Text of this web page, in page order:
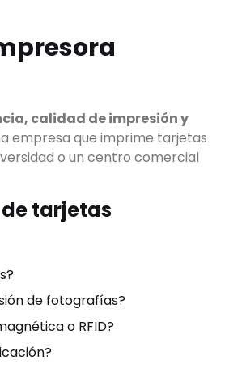
calidad de impresión y
empresa que imprime tarjetas
o un centro comercial
tarjetas
de fotografías?
o RFID?